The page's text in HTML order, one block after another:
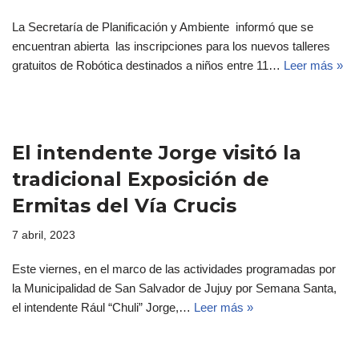
La Secretaría de Planificación y Ambiente informó que se
encuentran abierta las inscripciones para los nuevos talleres
gratuitos de Robótica destinados a niños entre 11… Leer más »
El intendente Jorge visitó la
tradicional Exposición de
Ermitas del Vía Crucis
7 abril, 2023
Este viernes, en el marco de las actividades programadas por
la Municipalidad de San Salvador de Jujuy por Semana Santa,
el intendente Rául “Chuli” Jorge,… Leer más »